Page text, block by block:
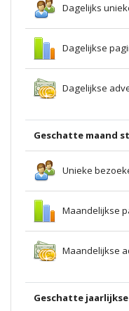
Dagelijks
Dagelijkse
Dagelijkse
Geschatte maand
Unieke
Maandelijkse
Maandelijkse
Geschatte